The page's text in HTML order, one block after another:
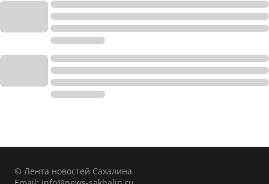
© Лента новостей Сахалина